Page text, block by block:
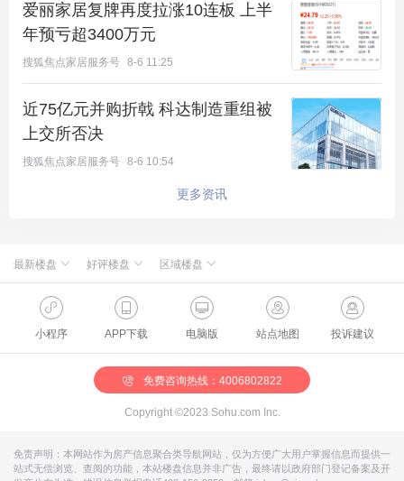
过“社区书院”的模式，将其转化为公共文化空间，用
现代社区的烟火气，赋予古老建筑新的生命，将这些
被珍藏的文物建筑，转化为“可触摸、可参与”的鲜活
历史。这种对臻贵资源进行文化保育并转化为强大文
化凝聚力的实践，是一种深度的传承，远非简单的复
刻或模仿所能比拟，在北京堪称数一数二，其历史臻
贵性，本身就奠定了其无可比拟的价值基础。
隐奢的意境，安缦之外的生活哲学
要谈论以香山书院为重要表征的隐奢生活方式，我们
不得不将其与国际知名的“安缦”酒店进行对比。安缦
酒店以其回归自然的东方美学、极简主义的设计风格
以及隐奢的私密性而闻名，为宾客提供一种超脱世俗
爱丽家居复牌再度拉涨10连板 上半
年预亏超3400万元
搜狐焦点家居服务号 8-6 11:25
近75亿元并购折戟 科达制造重组被
上交所否决
搜狐焦点家居服务号 8-6 10:54
更多资讯
最新楼盘 好评楼盘 区域楼盘
绿城·朗月和风 新航城世界映
怀柔国贤府
缦合北京
懋源·騴橒臺
北京城建·文华知筑
北京城建·和知筑|铂瑞
北京建工·嘉棠雅序
国樾天颂
北京楼盘
石景山楼盘
昌平楼盘
大兴楼盘
房山楼盘
朝阳楼盘
通州楼盘
桃源新都孔雀城 华银天鹅湖
温泉新都孔雀城
中海北京世家
燕都古城·和园
中冶兴隆新城·红石郡
路劲阳光城
富力和园
小程序 APP下载 电脑版 站点地图 投诉建议
免费咨询热线：4006802822
Copyright ©2023 Sohu.com Inc.
免责声明：本网站作为房产信息聚合类导航网站，仅为方便广大用户掌握信息而提供一
站式无偿浏览、查阅的功能，本站楼盘信息并非广告，最终请以政府部门登记备案及开